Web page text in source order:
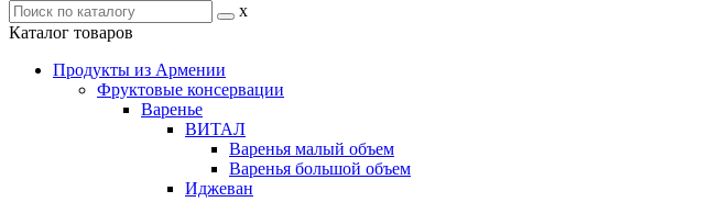
x
Каталог товаров
Продукты из Армении
Фруктовые консервации
Варенье
ВИТАЛ
Варенья малый объем
Варенья большой объем
Иджеван